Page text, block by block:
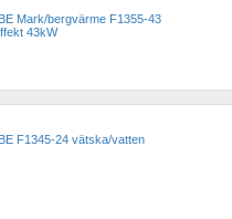
Mark/bergvärme F1355-43
43kW
F1345-24 vätska/vatten